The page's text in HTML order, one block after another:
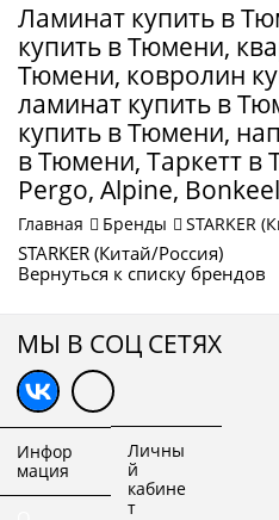
Ламинат купить в
купить в Тюмени,
Тюмени, ковролин
ламинат купить в
купить в Тюмени,
в Тюмени, Таркетт в
Pergo, Alpine, Bonkeel
Главная Бренды STARKER
STARKER (Китай/Россия)
Вернуться к списку брендов
МЫ В СОЦ СЕТЯХ
Инфор
мация
Личны
й
кабине
т